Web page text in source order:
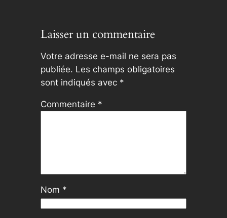
Laisser un commentaire
Votre adresse e-mail ne sera pas
publiée. Les champs obligatoires
sont indiqués avec *
Commentaire *
Nom *